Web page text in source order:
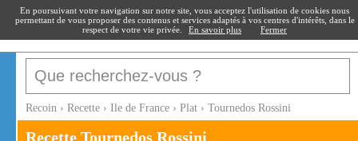
recoin.fr
Recoin › Recette › Ile de France › Plat › Tournedos Rossini
Recette Tournedos Rossini
En poursuivant votre navigation sur notre site, vous acceptez l'utilisation de cookies nous
permettant de vous proposer des contenus et services adaptés à vos centres d'intérêts, dans le
respect de votre vie privée.
En savoir plus Fermer